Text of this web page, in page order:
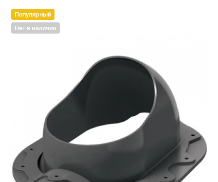
Популярный
Нет в наличии